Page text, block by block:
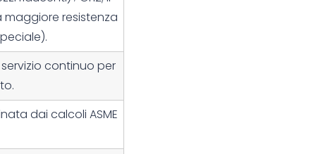
maggiore resistenza
continuo per
dai calcoli ASME